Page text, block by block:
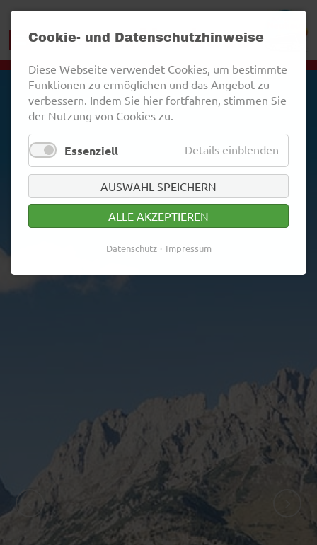
ZURÜCK
Cookie- und Datenschutzhinweise
Diese Webseite verwendet Cookies, um bestimmte
Funktionen zu ermöglichen und das Angebot zu
verbessern. Indem Sie hier fortfahren, stimmen Sie
der Nutzung von Cookies zu.
Essenziell Details einblenden
AUSWAHL SPEICHERN
ALLE AKZEPTIEREN
Datenschutz Impressum